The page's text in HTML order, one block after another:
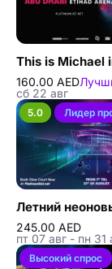
160.00 AED
сб 22 авг
5.0 Лидер
245.00 AED
пт 07 авг - пн 31
Высокий спрос